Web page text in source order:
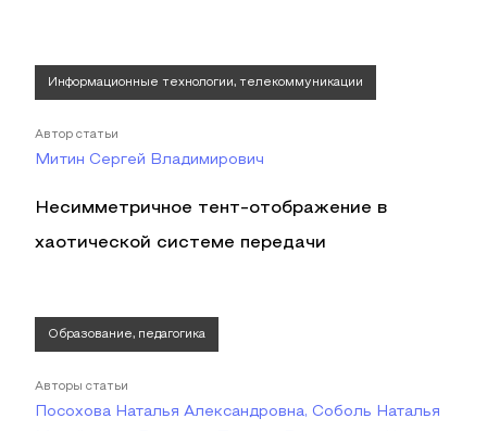
Информационные технологии, телекоммуникации
Автор статьи
Митин Сергей Владимирович
Несимметричное тент-отображение в
хаотической системе передачи
Образование, педагогика
Авторы статьи
Посохова Наталья Александровна, Соболь Наталья